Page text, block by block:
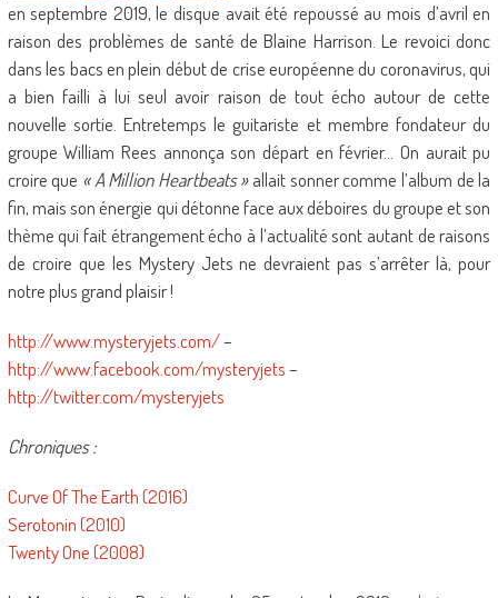
en septembre 2019, le disque avait été repoussé au mois d’avril en
raison des problèmes de santé de Blaine Harrison. Le revoici donc
dans les bacs en plein début de crise européenne du coronavirus, qui
a bien failli à lui seul avoir raison de tout écho autour de cette
nouvelle sortie. Entretemps le guitariste et membre fondateur du
groupe William Rees annonça son départ en février… On aurait pu
croire que « A Million Heartbeats »allait sonner comme l’album de la
fin, mais son énergie qui détonne face aux déboires du groupe et son
thème qui fait étrangement écho à l’actualité sont autant de raisons
de croire que les Mystery Jets ne devraient pas s’arrêter là, pour
notre plus grand plaisir !
http://www.mysteryjets.com/–
http://www.facebook.com/mysteryjets–
http://twitter.com/mysteryjets
Chroniques :
Curve Of The Earth (2016)
Serotonin (2010)
Twenty One (2008)